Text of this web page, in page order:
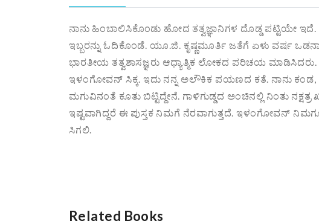
ನಾನು ಹಿಂಬಾಲಿಸಿಕೊಂಡು ಹೋದ ತತ್ವಜ್ಞಾನಿಗಳ ದೊಡ್ಡ ಪಟ್ಟಿಯೇ
ಇಬ್ಬರನ್ನು ಓದಿಕೊಂಡೆ. ಯೂ.ಜಿ. ಕೃಷ್ಣಮೂರ್ತಿ ಜತೆಗೆ ಏಳು ವರ್ಷ
ಭಾರತೀಯ ತತ್ವಶಾಸಜ್ಞರು ಆಧ್ಯಾತ್ಮಿಕ ಲೋಕದ ಪರಿಚಯ ಮಾಡಿಸಿದರು.
ಇಳಂಗೋವನ್ ಸಿಕ್ಕ. ಇದು ನನ್ನ ಅಲೌಕಿಕ ಪಯಣದ ಕತೆ. ನಾನು ಕಂಡ,
ಮಗುವಿನಂತೆ ಕೂತು ಬಿಟ್ಟಿದ್ದೇನೆ. ಗಾಳಿಗುಡ್ಡದ ಅಂಚಿನಲ್ಲಿ ನಿಂತು
ಇಷ್ಟವಾಗಿದ್ದರೆ ಈ ಪುಸ್ತಕ ನಿಮಗೆ ನೆರವಾಗುತ್ತದೆ. ಇಳಂಗೋವನ್
ಸಿಗಲಿ.
Related Books